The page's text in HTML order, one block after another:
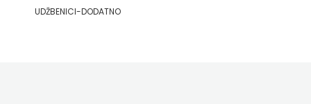
UDŽBENICI-DODATNO